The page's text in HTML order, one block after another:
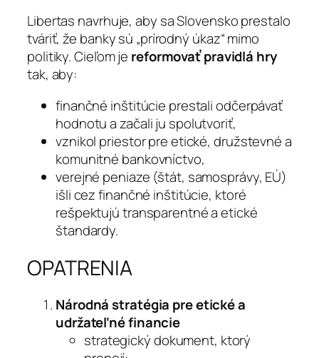
Libertas navrhuje, aby sa Slovensko prestalo
tváriť, že banky sú „prírodný úkaz“ mimo
politiky. Cieľom je reformovať pravidlá hry
tak, aby:
finančné inštitúcie prestali odčerpávať
hodnotu a začali ju spolutvoriť,
vznikol priestor pre etické, družstevné a
komunitné bankovníctvo,
verejné peniaze (štát, samosprávy, EÚ)
išli cez finančné inštitúcie, ktoré
rešpektujú transparentné a etické
štandardy.
OPATRENIA
Národná stratégia pre etické a
udržateľné financie
strategický dokument, ktorý